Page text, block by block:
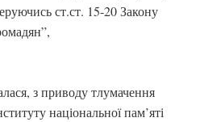
ст.ст. 15-20 Закону
з приводу тлумачення
національної пам’яті